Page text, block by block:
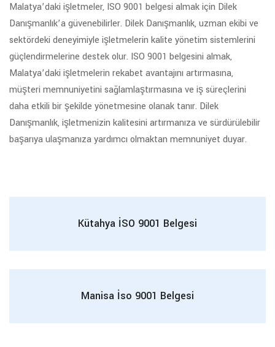
Malatya’daki işletmeler, ISO 9001 belgesi almak için Dilek
Danışmanlık’a güvenebilirler. Dilek Danışmanlık, uzman ekibi ve
sektördeki deneyimiyle işletmelerin kalite yönetim sistemlerini
güçlendirmelerine destek olur. ISO 9001 belgesini almak,
Malatya’daki işletmelerin rekabet avantajını artırmasına,
müşteri memnuniyetini sağlamlaştırmasına ve iş süreçlerini
daha etkili bir şekilde yönetmesine olanak tanır. Dilek
Danışmanlık, işletmenizin kalitesini artırmanıza ve sürdürülebilir
başarıya ulaşmanıza yardımcı olmaktan memnuniyet duyar.
Kütahya İSO 9001 Belgesi
Manisa İso 9001 Belgesi